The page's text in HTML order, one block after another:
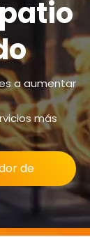
a aumentar
más
de